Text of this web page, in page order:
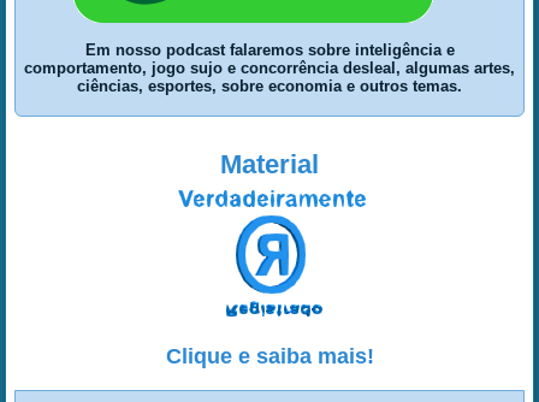
Em nosso podcast falaremos sobre inteligência e
comportamento, jogo sujo e concorrência desleal, algumas artes,
ciências, esportes, sobre economia e outros temas.
Material
Clique e saiba mais!